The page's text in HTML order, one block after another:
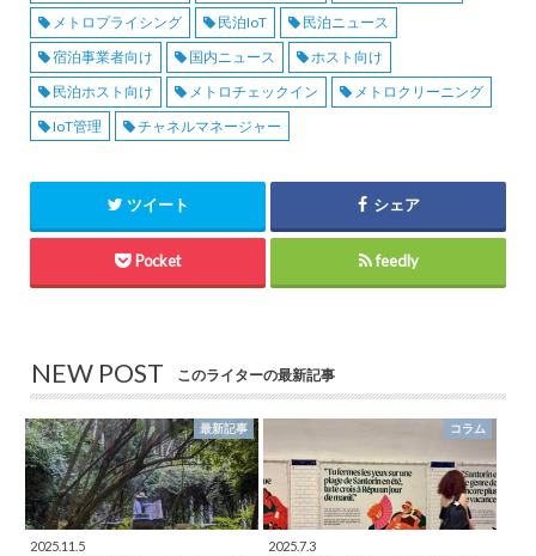
メトロプライシング 民泊IoT
民泊ニュース
宿泊事業者向け
国内ニュース
ホスト向け
民泊ホスト向け
メトロチェックイン
メトロクリーニング
IoT管理
チャネルマネージャー
ツイート シェア
Pocket feedly
NEW POST このライターの最新記事
最新記事
2025.11.5
コラム
2025.7.3